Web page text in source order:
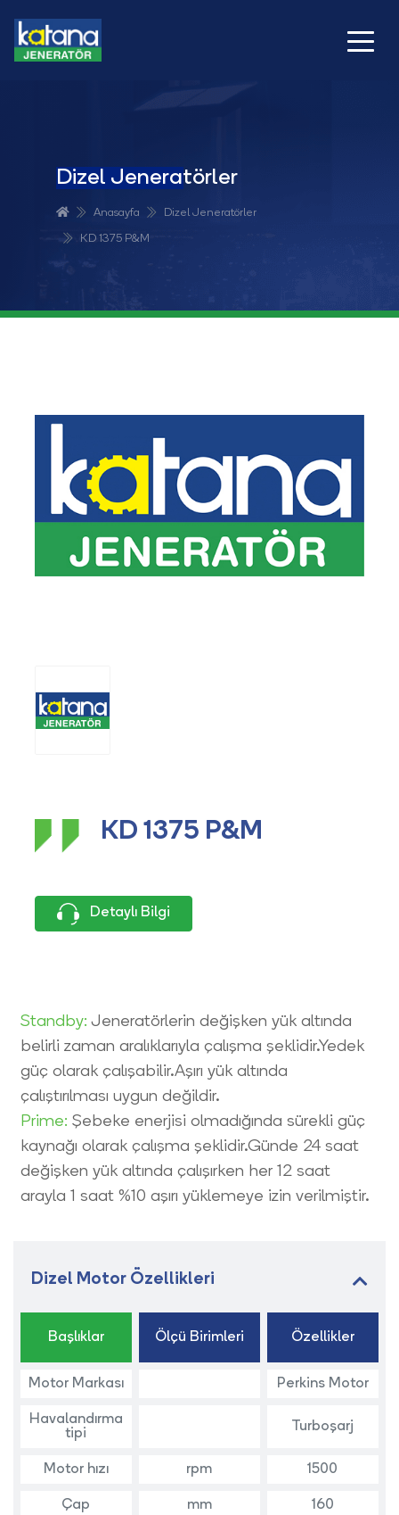
Dizel Jeneratörler
Anasayfa Dizel Jeneratörler
KD 1375 P&M
KD 1375 P&M
Detaylı Bilgi
Standby: Jeneratörlerin değişken yük altında
belirli zaman aralıklarıyla çalışma şeklidir.Yedek
güç olarak çalışabilir.Aşırı yük altında
çalıştırılması uygun değildir.
Prime: Şebeke enerjisi olmadığında sürekli güç
kaynağı olarak çalışma şeklidir.Günde 24 saat
değişken yük altında çalışırken her 12 saat
arayla 1 saat %10 aşırı yüklemeye izin verilmiştir.
Dizel Motor Özellikleri
Başlıklar Ölçü Birimleri Özellikler
Motor Markası Perkins Motor
Havalandırma
tipi
Turboşarj
Motor hızı rpm 1500
Çap mm 160